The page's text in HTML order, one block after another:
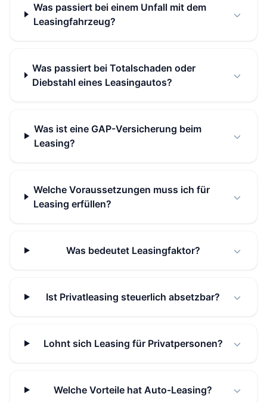
Was passiert bei einem Unfall mit dem
Leasingfahrzeug?
Was passiert bei Totalschaden oder
Diebstahl eines Leasingautos?
Was ist eine GAP-Versicherung beim
Leasing?
Welche Voraussetzungen muss ich für
Leasing erfüllen?
Was bedeutet Leasingfaktor?
Ist Privatleasing steuerlich absetzbar?
Lohnt sich Leasing für Privatpersonen?
Welche Vorteile hat Auto-Leasing?